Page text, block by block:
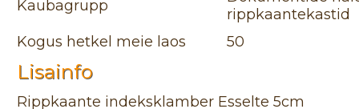
Kaubagrupp
rippkaantekastid
Kogus hetkel meie laos
50
Lisainfo
Rippkaante indeksklamber Esselte 5cm